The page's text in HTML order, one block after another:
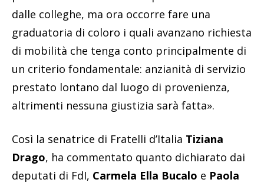
dalle colleghe, ma ora occorre fare una
graduatoria di coloro i quali avanzano richiesta
di mobilità che tenga conto principalmente di
un criterio fondamentale: anzianità di servizio
prestato lontano dal luogo di provenienza,
altrimenti nessuna giustizia sarà fatta».
Così la senatrice di Fratelli d’Italia Tiziana
Drago, ha commentato quanto dichiarato dai
deputati di FdI, Carmela Ella Bucalo e Paola